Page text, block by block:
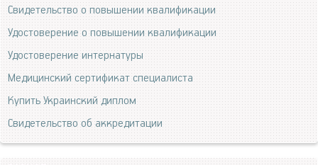
Свидетельство о повышении квалификации
Удостоверение о повышении квалификации
Удостоверение интернатуры
Медицинский сертификат специалиста
Купить Украинский диплом
Свидетельство об аккредитации